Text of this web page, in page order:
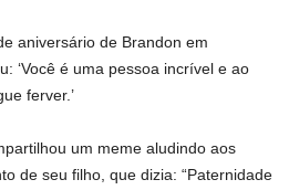
aniversário de Brandon em
‘Você é uma pessoa incrível e ao
ferver.’
um meme aludindo aos
de seu filho, que dizia: “Paternidade